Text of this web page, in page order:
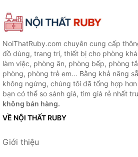
NoiThatRuby.com chuyên cung cấp
đồ dùng, trang trí, thiết bị cho phòng
làm việc, phòng ăn, phòng bếp, phòng
phòng, phòng trẻ em... Bằng khả năng
không ngừng, chúng tôi đã tổng hợp
bạn có thể so sánh giá, tìm giá rẻ nhất
không bán hàng.
VỀ NỘI THẤT RUBY
Giới thiệu